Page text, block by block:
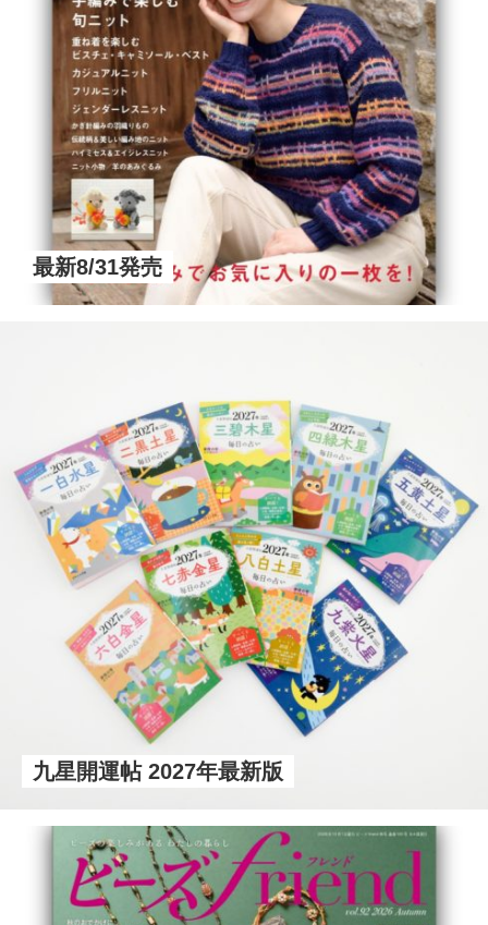
最新8/31発売
九星開運帖 2027年最新版